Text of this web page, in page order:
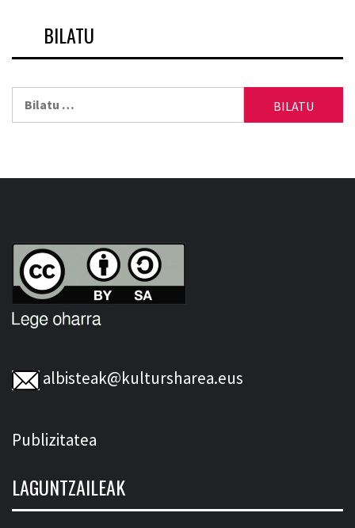
BILATU
albisteak@kultursharea.eus
Publizitatea
LAGUNTZAILEAK